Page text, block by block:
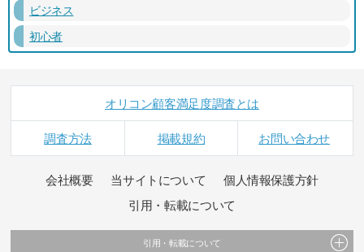
ビジネス
初心者
オリコン顧客満足度調査とは
調査方法 掲載規約 お問い合わせ
会社概要 当サイトについて
個人情報保護方針
引用・転載について
引用・転載について